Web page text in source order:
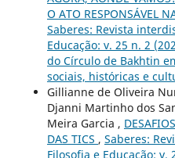
O ATO RESPONSÁVEL
Saberes: Revista
Educação: v. 25 n. 2
do Círculo de Bakhtin
sociais, históricas e
Gillianne de Oliveira
Djanni Martinho dos
Meira Garcia ,
DAS TICS , Saberes:
Filosofia e Educação: